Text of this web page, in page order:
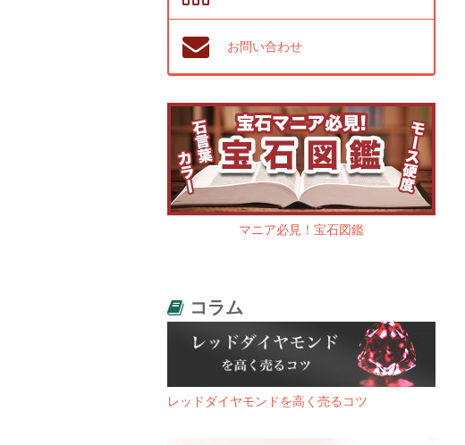
お問い合わせ
マニア必見！宝石図鑑
コラム
レッドダイヤモンドを高く売るコツ